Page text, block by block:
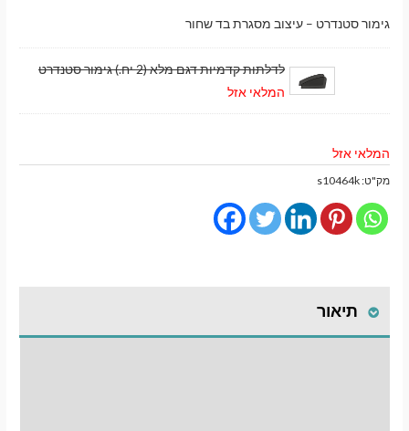
גימור סטנדרט – עיצוב מסגרת בד שחור
לדלתות קדמיות דגם מלא (2 יח.) גימור סטנדרט
המלאי אזל
המלאי אזל
מק"ט:s10464k
תיאור